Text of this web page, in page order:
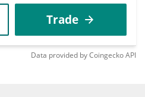
Trade
Data provided byCoingeckoAPI